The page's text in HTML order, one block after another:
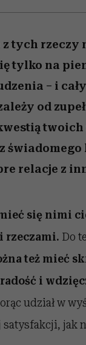
tych
tylko na
– i
od
relacje z
się nimi
rzeczami. Do
też mieć
i
udział w
jak